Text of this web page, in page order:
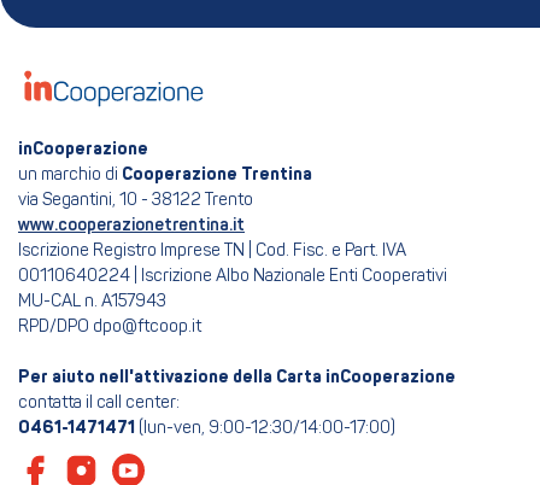
inCooperazione
un marchio di Cooperazione Trentina
via Segantini, 10 - 38122 Trento
www.cooperazionetrentina.it
Iscrizione Registro Imprese TN | Cod. Fisc. e Part. IVA
00110640224 | Iscrizione Albo Nazionale Enti Cooperativi
MU-CAL n. A157943
RPD/DPO dpo@ftcoop.it
Per aiuto nell'attivazione della Carta inCooperazione
contatta il call center:
0461-1471471 (lun-ven, 9:00-12:30/14:00-17:00)